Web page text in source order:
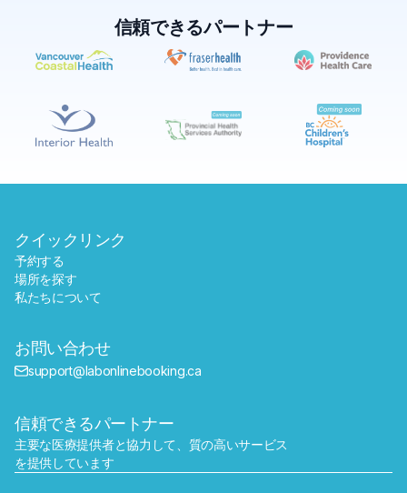
信頼できるパートナー
クイックリンク
予約する
場所を探す
私たちについて
お問い合わせ
support@labonlinebooking.ca
信頼できるパートナー
主要な医療提供者と協力して、質の高いサービス
を提供しています
✕